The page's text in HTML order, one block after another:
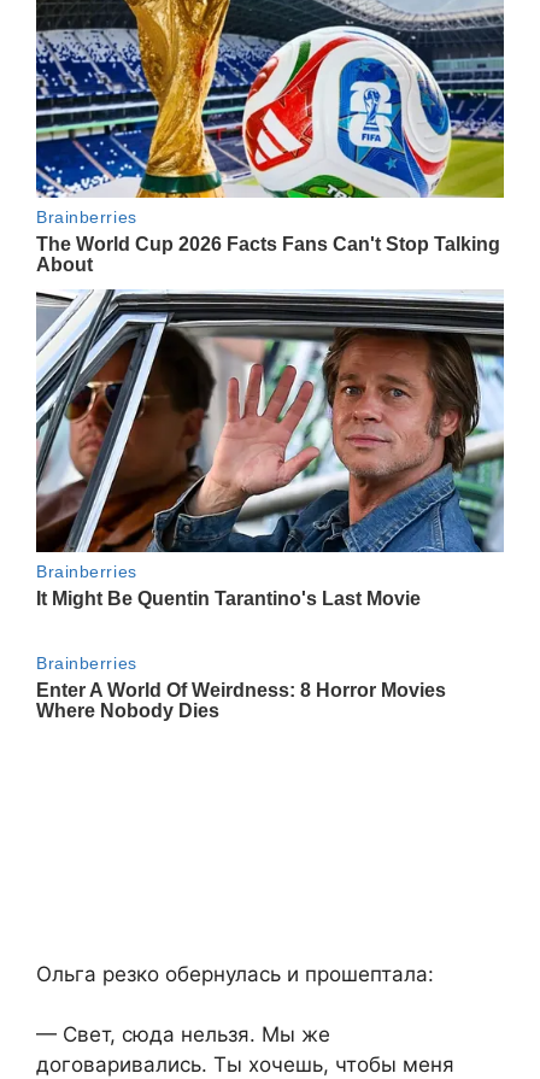
Ольга резко обернулась и прошептала:
— Свет, сюда нельзя. Мы же
договаривались. Ты хочешь, чтобы меня